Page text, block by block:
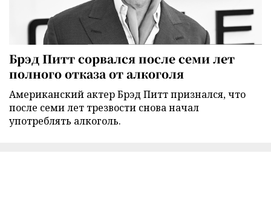
Брэд Питт сорвался после семи лет
полного отказа от алкоголя
Американский актер Брэд Питт признался, что
после семи лет трезвости снова начал
употреблять алкоголь.